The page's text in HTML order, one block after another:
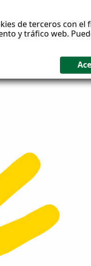
de terceros con
y tráfico web.